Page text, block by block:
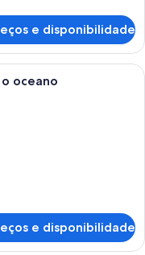
e disponibilidade
espaçoso com uma
oceano
e disponibilidade